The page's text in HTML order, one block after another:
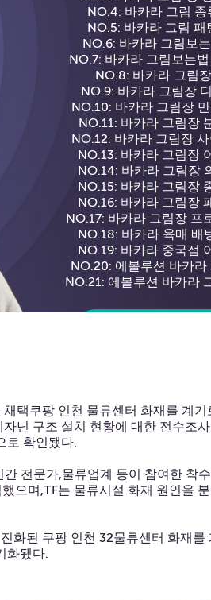
NO.4: 바카라 그림 종
NO.5: 바카라 그림 패
NO.6: 바카라 그림보
NO.7: 바카라 그림보는법
NO.8: 바카라 그림장
NO.9: 바카라 그림장 디
NO.10: 바카라 그림장 만
NO.11: 바카라 그림장
NO.12: 바카라 그림장
NO.13: 바카라 그림장
NO.14: 바카라 그림장
NO.15: 바카라 그림장
NO.16: 바카라 그림장
NO.17: 바카라 그림장 프
NO.18: 바카라 육매 배
NO.19: 바카라 중국점
NO.20: 에볼루션 바카라
NO.21: 에볼루션 바카라
택쿠팡 인천 물류센터 화재를 계
닌 구조 설치 현황에 대한 전수조
로 확인됐다.
전문가,물류업계 등이 참여한 착
으며,TF는 물류시설 화재 원인을
화된 쿠팡 인천 32물류센터 화재
화됐다.